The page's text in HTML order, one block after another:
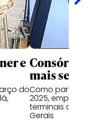
e
do
Consórcio
mais seis
Como parte do
2025,
terminais do
Gerais